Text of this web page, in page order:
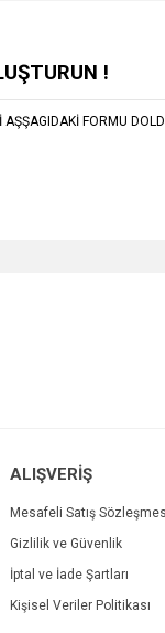
!
FORMU
ALIŞVERİŞ
Mesafeli Satış
Gizlilik ve Güvenlik
İptal ve İade Şartları
Kişisel Veriler Politikası